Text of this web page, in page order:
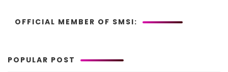
OFFICIAL MEMBER OF SMSI:
POPULAR POST